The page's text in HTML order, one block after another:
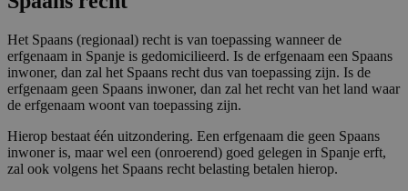
Het Spaans (regionaal) recht is van toepassing wanneer de
erfgenaam in Spanje is gedomicilieerd. Is de erfgenaam een Spaans
inwoner, dan zal het Spaans recht dus van toepassing zijn. Is de
erfgenaam geen Spaans inwoner, dan zal het recht van het land waar
de erfgenaam woont van toepassing zijn.
Hierop bestaat één uitzondering. Een erfgenaam die geen Spaans
inwoner is, maar wel een (onroerend) goed gelegen in Spanje erft,
zal ook volgens het Spaans recht belasting betalen hierop.